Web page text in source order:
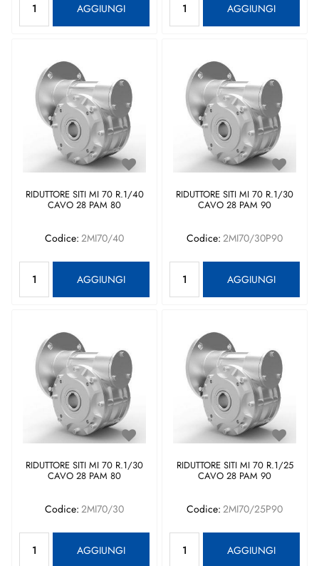
AGGIUNGI AGGIUNGI
RIDUTTORE SITI MI 70 R.1/40
CAVO 28 PAM 80
Codice: 2MI70/40
AGGIUNGI
RIDUTTORE SITI MI 70 R.1/30
CAVO 28 PAM 90
Codice: 2MI70/30P90
AGGIUNGI
RIDUTTORE SITI MI 70 R.1/30
CAVO 28 PAM 80
Codice: 2MI70/30
AGGIUNGI
RIDUTTORE SITI MI 70 R.1/25
CAVO 28 PAM 90
Codice: 2MI70/25P90
AGGIUNGI